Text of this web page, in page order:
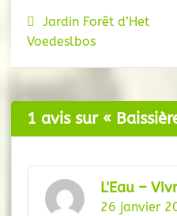
Navigation
de
l’article
Jardin Forêt d’Het
Voedeslbos
1 avis sur «
L'Eau –
26 janvier